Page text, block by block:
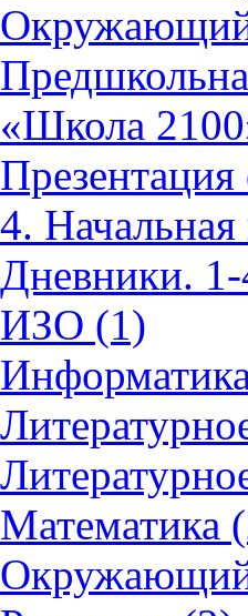
«Школа
4.
Дневники.
ИЗО (1)
Математика